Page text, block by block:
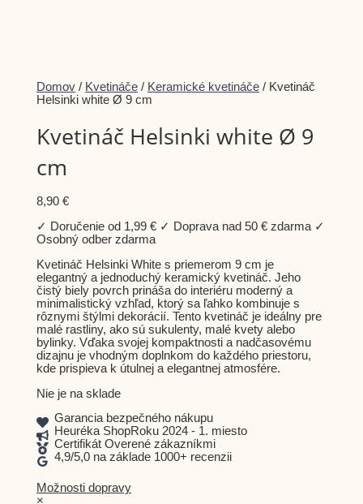
Domov / Kvetináče / Keramické kvetináče / Kvetináč
Helsinki white Ø 9 cm
Kvetináč Helsinki white Ø 9
cm
8,90€
✓ Doručenie od 1,99 € ✓ Doprava nad 50 € zdarma ✓
Osobný odber zdarma
Kvetináč Helsinki White s priemerom 9 cm je
elegantný a jednoduchý keramický kvetináč. Jeho
čistý biely povrch prináša do interiéru moderný a
minimalistický vzhľad, ktorý sa ľahko kombinuje s
rôznymi štýlmi dekorácií. Tento kvetináč je ideálny pre
malé rastliny, ako sú sukulenty, malé kvety alebo
bylinky. Vďaka svojej kompaktnosti a nadčasovému
dizajnu je vhodným doplnkom do každého priestoru,
kde prispieva k útulnej a elegantnej atmosfére.
Nie je na sklade
Garancia bezpečného nákupu
Heuréka ShopRoku 2024 - 1. miesto
Certifikát Overené zákazníkmi
4,9/5,0 na základe 1000+ recenzii
Možnosti dopravy
×
Dismiss
notification